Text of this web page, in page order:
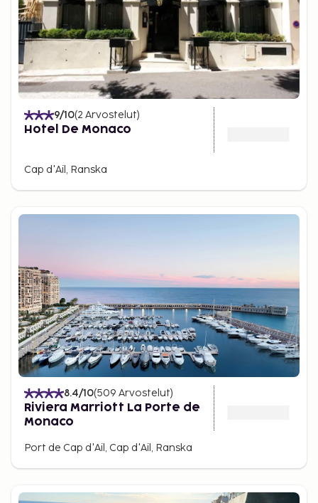
9/10(2 Arvostelut)
Hotel De Monaco
Cap d'Ail, Ranska
8.4/10(509 Arvostelut)
Riviera Marriott La Porte de
Monaco
Port de Cap d'Ail, Cap d'Ail, Ranska